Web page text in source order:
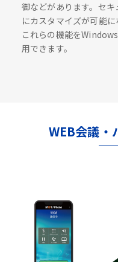
御などがあります。セ
にカスタマイズが可能に
これらの機能を
用できます。
WEB会議・